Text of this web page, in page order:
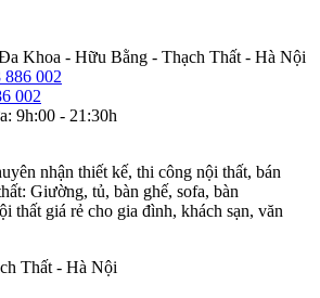
Khoa - Hữu Bằng - Thạch Thất - Hà Nội
886 002
002
: 9h:00 - 21:30h
nhận thiết kế, thi công nội thất, bán
Giường, tủ, bàn ghế, sofa, bàn
thất giá rẻ cho gia đình, khách sạn, văn
Thất - Hà Nội